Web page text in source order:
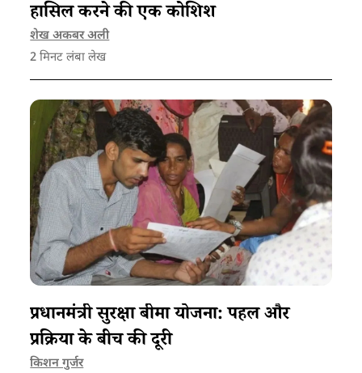
हासिल करने की एक कोशिश
शेख अकबर अली
2 मिनट लंबा लेख
प्रधानमंत्री सुरक्षा बीमा योजना: पहल और
प्रक्रिया के बीच की दूरी
किशन गुर्जर